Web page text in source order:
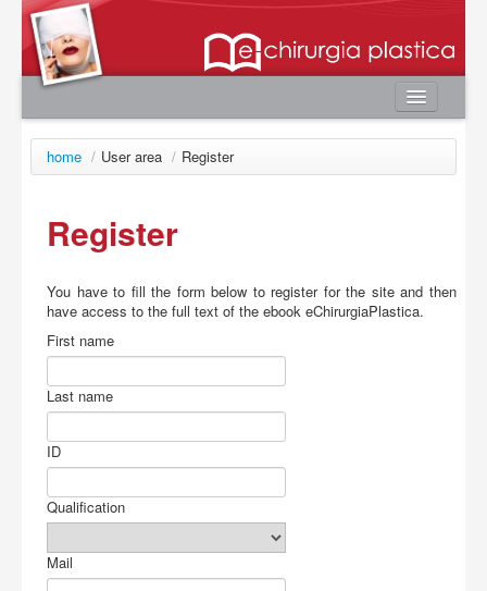
Home
Authors
Editorial Board
Contacts
User area
Login
Register
home / User area / Register
Register
You have to fill the form below to register for the site and then
have access to the full text of the ebook eChirurgiaPlastica.
First name
Last name
ID
Qualification
Mail